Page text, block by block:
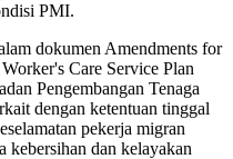
PMI.
dokumen Amendments for
Care Service Plan
Pengembangan Tenaga
dengan ketentuan tinggal
pekerja migran
kebersihan dan kelayakan